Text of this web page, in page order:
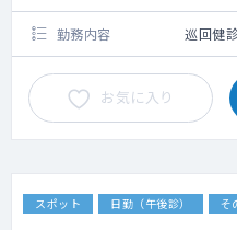
勤務内容 巡回健
お気に入り
スポット 日勤（午後診） そ